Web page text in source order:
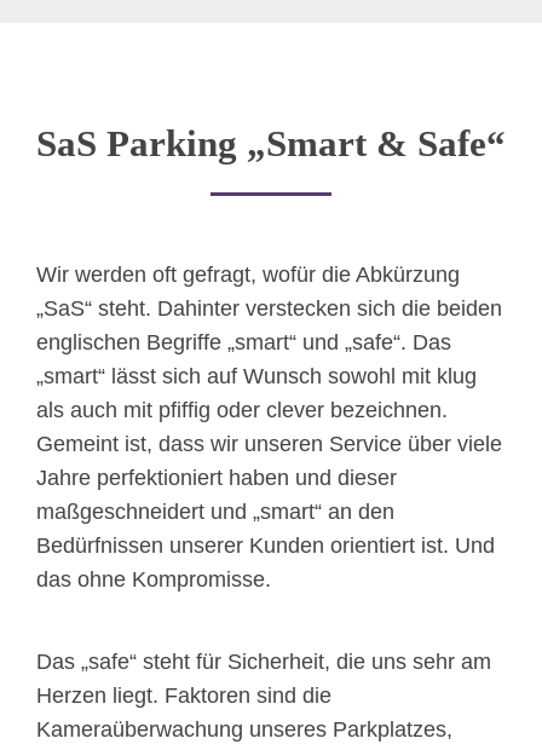
SaS Parking „Smart & Safe“
Wir werden oft gefragt, wofür die Abkürzung
„SaS“ steht. Dahinter verstecken sich die beiden
englischen Begriffe „smart“ und „safe“. Das
„smart“ lässt sich auf Wunsch sowohl mit klug
als auch mit pfiffig oder clever bezeichnen.
Gemeint ist, dass wir unseren Service über viele
Jahre perfektioniert haben und dieser
maßgeschneidert und „smart“ an den
Bedürfnissen unserer Kunden orientiert ist. Und
das ohne Kompromisse.
Das „safe“ steht für Sicherheit, die uns sehr am
Herzen liegt. Faktoren sind die
Kameraüberwachung unseres Parkplatzes,